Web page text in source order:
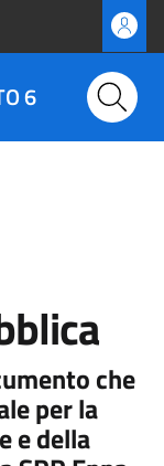
6
che
per la
e della